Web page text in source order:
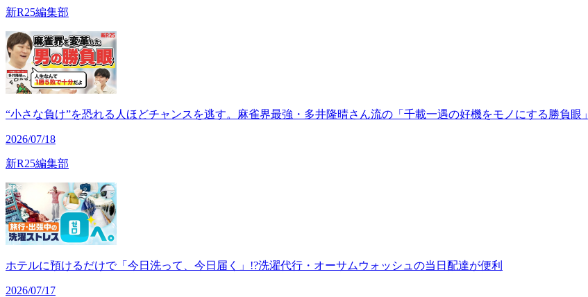
新R25編集部
“小さな負け”を恐れる人ほどチャンスを逃す。麻雀界最強・多井隆晴さん流の「千載一遇の好機をモノにする勝負眼」
2026/07/18
新R25編集部
ホテルに預けるだけで「今日洗って、今日届く」!?洗濯代行・オーサムウォッシュの当日配達が便利
2026/07/17